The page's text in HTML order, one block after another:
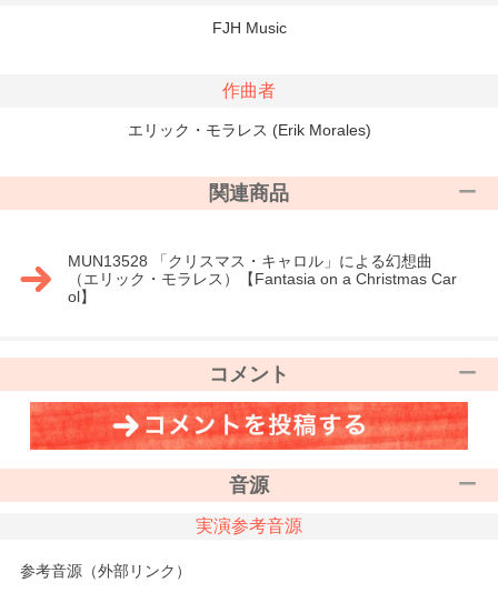
FJH Music
作曲者
エリック・モラレス (Erik Morales)
関連商品
MUN13528 「クリスマス・キャロル」による幻想曲
（エリック・モラレス）【Fantasia on a Christmas Car
ol】
コメント
音源
実演参考音源
参考音源（外部リンク）